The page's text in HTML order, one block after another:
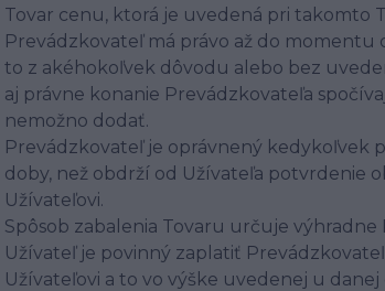
Tovar cenu, ktorá je uvedená pri takomto
Prevádzkovateľ má právo až do
to z akéhokoľvek dôvodu alebo bez
aj právne konanie Prevádzkovateľa
nemožno dodať.
Prevádzkovateľ je oprávnený kedykoľvek
doby, než obdrží od Užívateľa potvrdenie
Užívateľovi.
Spôsob zabalenia Tovaru určuje výhradne
Užívateľ je povinný zaplatiť
Užívateľovi a to vo výške uvedenej u